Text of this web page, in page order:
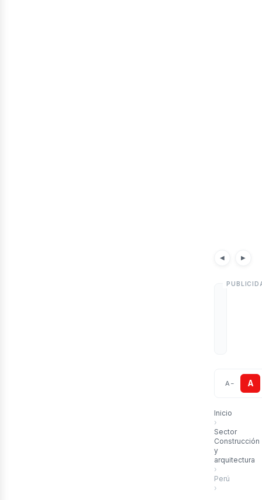
◀
Artículos ▶
A − A
Inicio
›
Sector
Construcción
y
arquitectura
›
Perú
›